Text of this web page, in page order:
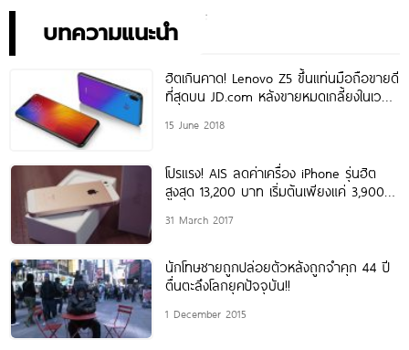
บทความแนะนำ
ฮิตเกินคาด! Lenovo Z5 ขึ้นแท่นมือถือขายดี
ที่สุดบน JD.com หลังขายหมดเกลี้ยงในเวลา
15 June 2018
โปรแรง! AIS ลดค่าเครื่อง iPhone รุ่นฮิต
สูงสุด 13,200 บาท เริ่มต้นเพียงแค่ 3,900
31 March 2017
นักโทษชายถูกปล่อยตัวหลังถูกจำคุก 44 ปี
ตื่นตะลึงโลกยุคปัจจุบัน!!
1 December 2015